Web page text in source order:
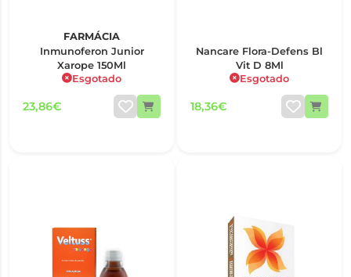
FARMÁCIA
Inmunoferon Junior
Xarope 150Ml
Esgotado
23,86€
Nancare Flora-Defens Bl
Vit D 8Ml
Esgotado
18,36€